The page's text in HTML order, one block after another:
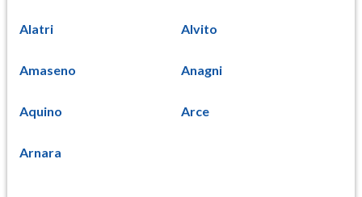
Alatri Alvito
Amaseno Anagni
Aquino Arce
Arnara